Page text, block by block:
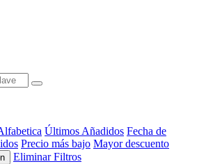
Últimos Añadidos Fecha de
Precio más bajo Mayor descuento
Eliminar Filtros